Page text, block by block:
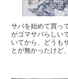
サバを始めて買っ
がゴマサバらしい
いてから、どうも
とが無かったけど